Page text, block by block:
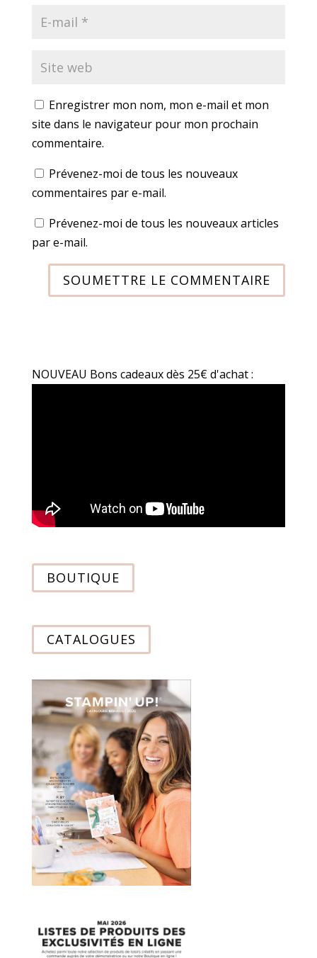
Enregistrer mon nom, mon e-mail et mon
site dans le navigateur pour mon prochain
commentaire.
Prévenez-moi de tous les nouveaux
commentaires par e-mail.
Prévenez-moi de tous les nouveaux articles
par e-mail.
SOUMETTRE LE COMMENTAIRE
NOUVEAU Bons cadeaux dès 25€ d'achat :
BOUTIQUE
CATALOGUES